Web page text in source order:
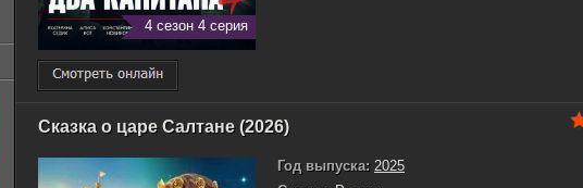
4 сезон 4 серия
Сказка о царе Салтане (2026)
Год выпуска: 2025